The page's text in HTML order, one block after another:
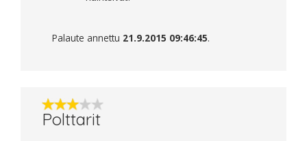
Palaute annettu 21.9.2015 09:46:45.
Polttarit